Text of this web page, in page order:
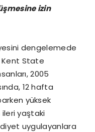
izin
dengelemede
Kent State
2005
12 hafta
yüksek
yaştaki
uygulayanlara